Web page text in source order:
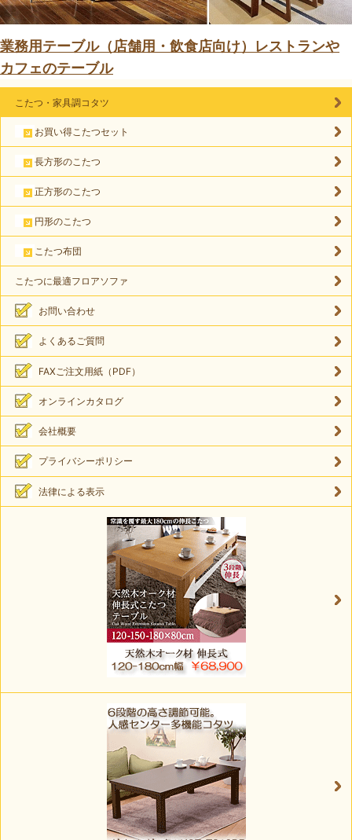
業務用テーブル（店舗用・飲食店向け）レストランや
カフェのテーブル
こたつ・家具調コタツ
お買い得こたつセット
長方形のこたつ
正方形のこたつ
円形のこたつ
こたつ布団
こたつに最適フロアソファ
お問い合わせ
よくあるご質問
FAXご注文用紙（PDF）
オンラインカタログ
会社概要
プライバシーポリシー
法律による表示